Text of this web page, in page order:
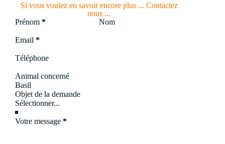
Si vous voulez en savoir encore plus ... Contactez
nous ...
Section
Prénom * Nom
Email *
Téléphone
Animal concerné
Objet de la demande
Votre message *